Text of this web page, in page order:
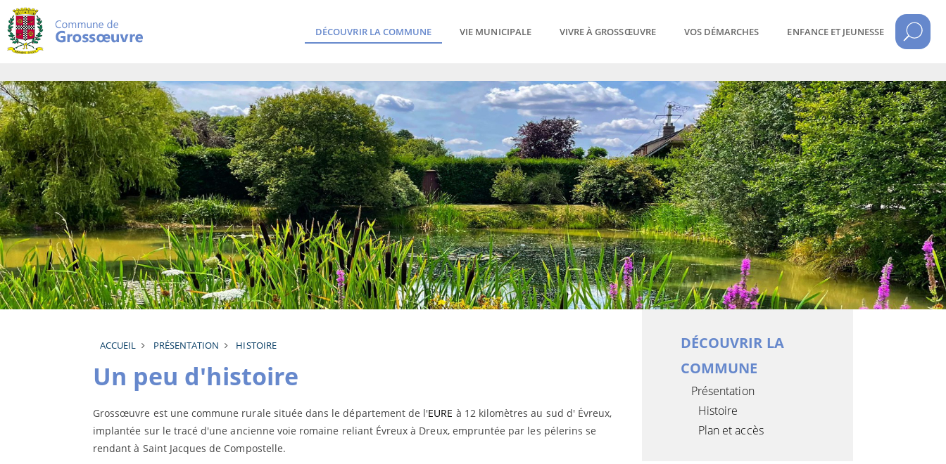
DÉCOUVRIR LA COMMUNE VIE MUNICIPALE VIVRE À GROSSŒUVRE VOS DÉMARCHES ENFANCE ET JEUNESSE
ACCUEIL PRÉSENTATION HISTOIRE
Un peu d'histoire
Grossœuvre est une commune rurale située dans le département de l'EURE à 12 kilomètres au sud d' Évreux,
implantée sur le tracé d'une ancienne voie romaine reliant Évreux à Dreux, empruntée par les pélerins se
rendant à Saint Jacques de Compostelle.
DÉCOUVRIR LA
COMMUNE
Présentation
Histoire
Plan et accès